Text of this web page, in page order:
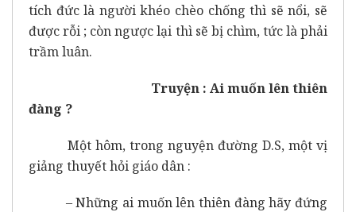
tích đức là người khéo chèo chống thì sẽ nổi, sẽ
được rỗi ; còn ngược lại thì sẽ bị chìm, tức là phải
trầm luân.
Truyện : Ai muốn lên thiên
đàng ?
Một hôm, trong nguyện đường D.S, một vị
giảng thuyết hỏi giáo dân :
– Những ai muốn lên thiên đàng hãy đứng